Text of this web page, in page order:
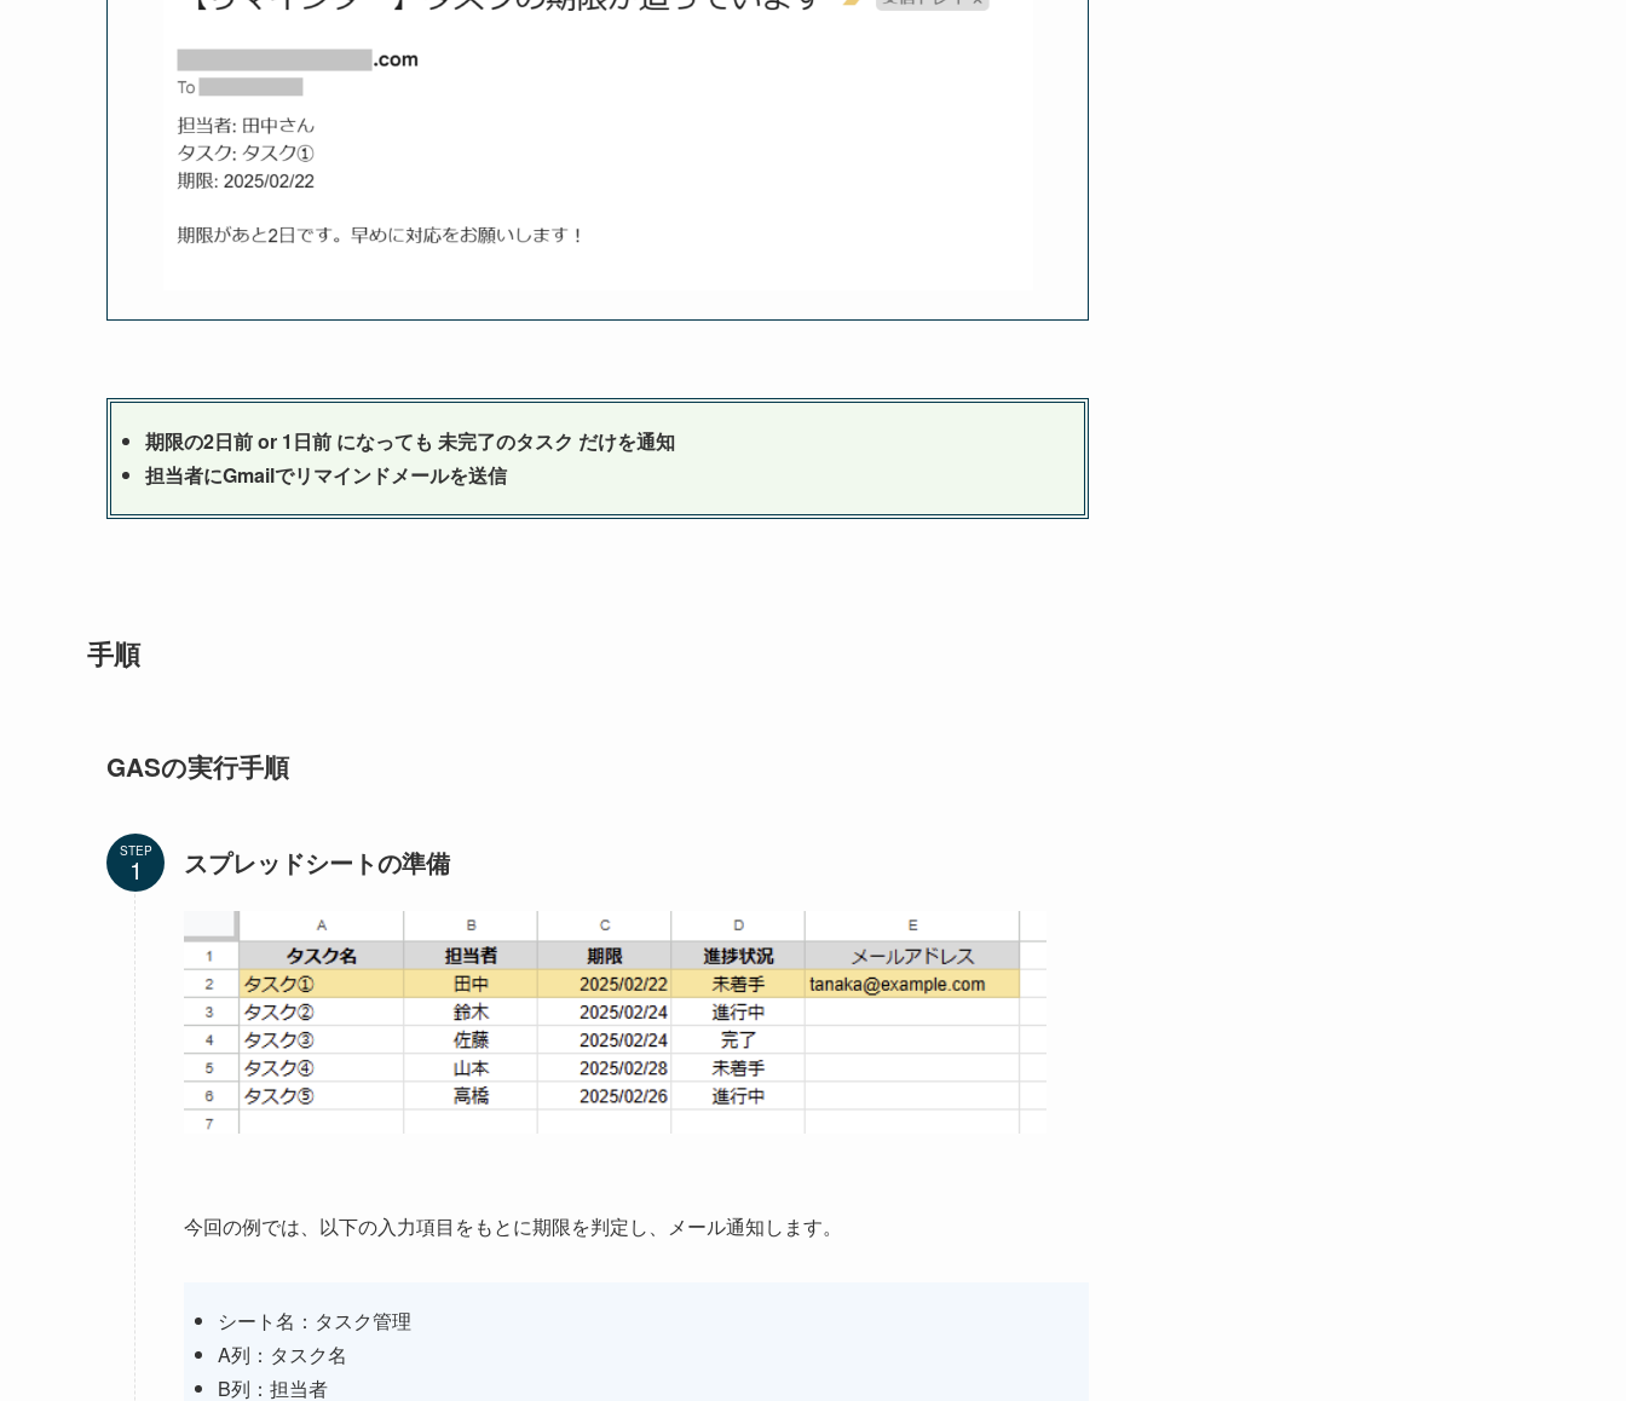
期限の2日前 or 1日前 になっても 未完了のタスク だけを通知
担当者にGmailでリマインドメールを送信
手順
GASの実行手順
STEP スプレッドシートの準備
今回の例では、以下の入力項目をもとに期限を判定し、メール通知します。
シート名：タスク管理
A列：タスク名
B列：担当者